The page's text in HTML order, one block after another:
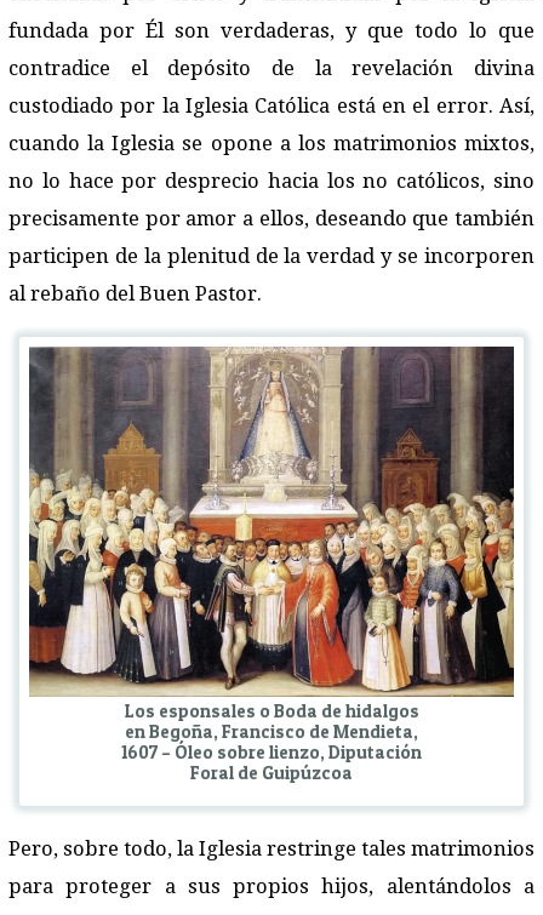
fundada por Él son verdaderas, y que todo lo que
contradice el depósito de la revelación divina
custodiado por la Iglesia Católica está en el error. Así,
cuando la Iglesia se opone a los matrimonios mixtos,
no lo hace por desprecio hacia los no católicos, sino
precisamente por amor a ellos, deseando que también
participen de la plenitud de la verdad y se incorporen
al rebaño del Buen Pastor.
Los esponsales o Boda de hidalgos
en Begoña, Francisco de Mendieta,
1607 – Óleo sobre lienzo, Diputación
Foral de Guipúzcoa
Pero, sobre todo, la Iglesia restringe tales matrimonios
para proteger a sus propios hijos, alentándolos a